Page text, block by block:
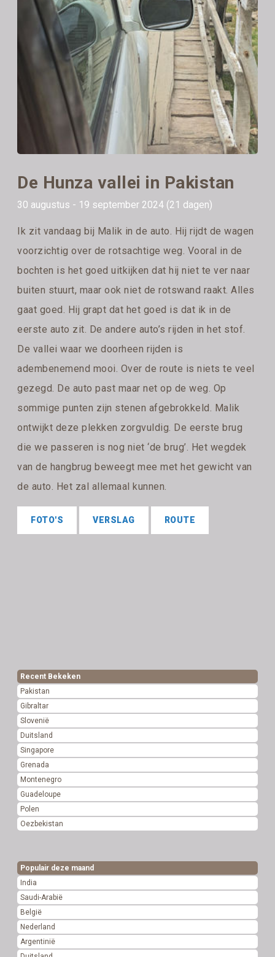
De Hunza vallei in Pakistan
30 augustus - 19 september 2024 (21 dagen)
Ik zit vandaag bij Malik in de auto. Hij rijdt de wagen
voorzichtig over de rotsachtige weg. Vooral in de
bochten is het goed uitkijken dat hij niet te ver naar
buiten stuurt, maar ook niet de rotswand raakt. Alles
gaat goed. Hij grapt dat het goed is dat ik in de
eerste auto zit. De andere auto’s rijden in het stof.
De vallei waar we doorheen rijden is
adembenemend mooi. Over de route is niets te veel
gezegd. De auto past maar net op de weg. Op
sommige punten zijn stenen afgebrokkeld. Malik
ontwijkt deze plekken zorgvuldig. De eerste brug
die we passeren is nog niet ‘de brug’. Het wegdek
van de hangbrug beweegt mee met het gewicht van
de auto. Het zal allemaal kunnen.
FOTO'S VERSLAG ROUTE
Recent Bekeken
Pakistan
Gibraltar
Slovenië
Duitsland
Singapore
Grenada
Montenegro
Guadeloupe
Polen
Oezbekistan
Populair deze maand
India
Saudi-Arabië
België
Nederland
Argentinië